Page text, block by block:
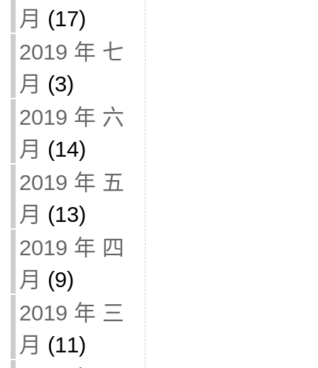
月 (17)
2019 年 七
月 (3)
2019 年 六
月 (14)
2019 年 五
月 (13)
2019 年 四
月 (9)
2019 年 三
月 (11)